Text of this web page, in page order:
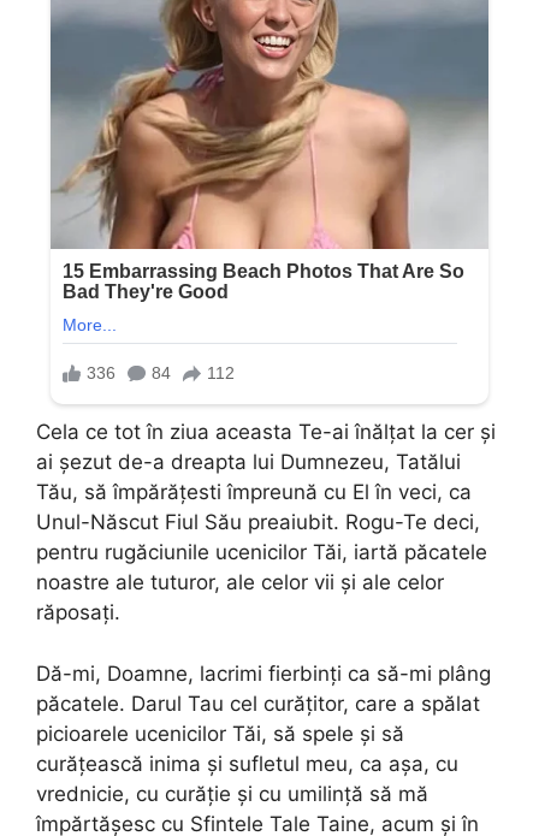
Cela ce tot în ziua aceasta Te-ai înălţat la cer şi
ai şezut de-a dreapta lui Dumnezeu, Tatălui
Tău, să împărăţesti împreună cu El în veci, ca
Unul-Născut Fiul Său preaiubit. Rogu-Te deci,
pentru rugăciunile ucenicilor Tăi, iartă păcatele
noastre ale tuturor, ale celor vii şi ale celor
răposaţi.
Dă-mi, Doamne, lacrimi fierbinţi ca să-mi plâng
păcatele. Darul Tau cel curăţitor, care a spălat
picioarele ucenicilor Tăi, să spele şi să
curăţească inima şi sufletul meu, ca aşa, cu
vrednicie, cu curăţie şi cu umilinţă să mă
împărtăşesc cu Sfintele Tale Taine, acum şi în